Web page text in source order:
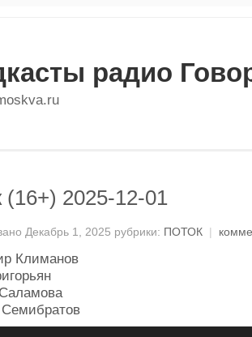
радио
(16+) 2025-12-01
Декабрь 1, 2025 рубрики: ПОТОК |
Климанов
Семибратов